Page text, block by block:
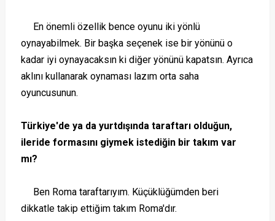
En önemli özellik bence oyunu iki yönlü
oynayabilmek. Bir başka seçenek ise bir yönünü o
kadar iyi oynayacaksın ki diğer yönünü kapatsın. Ayrıca
aklını kullanarak oynaması lazım orta saha
oyuncusunun.
Türkiye'de ya da yurtdışında taraftarı olduğun,
ileride formasını giymek istediğin bir takım var
mı?
Ben Roma taraftarıyım. Küçüklüğümden beri
dikkatle takip ettiğim takım Roma'dır.